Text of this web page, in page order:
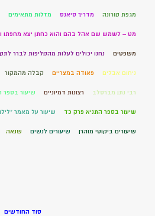
מגפת קורונה מדריך סיאנס מזלות מתאימים
מט – לשמש שם אהל בהם והוא כחתן יצא מחפתו
משפטים נחנו יכולים לעלות מהקליפות לברר
ניחום אבלים פאודה במצריים קבלה מהמקור
רבי נתן מברסלב רצונות דמיוניים שיעור בספר
שיעור בספר התניא פרק כד שיעור על מאמר
שיעורים ביקוטי מוהרן שיעורים לנשים שנאה
סוד החודשים